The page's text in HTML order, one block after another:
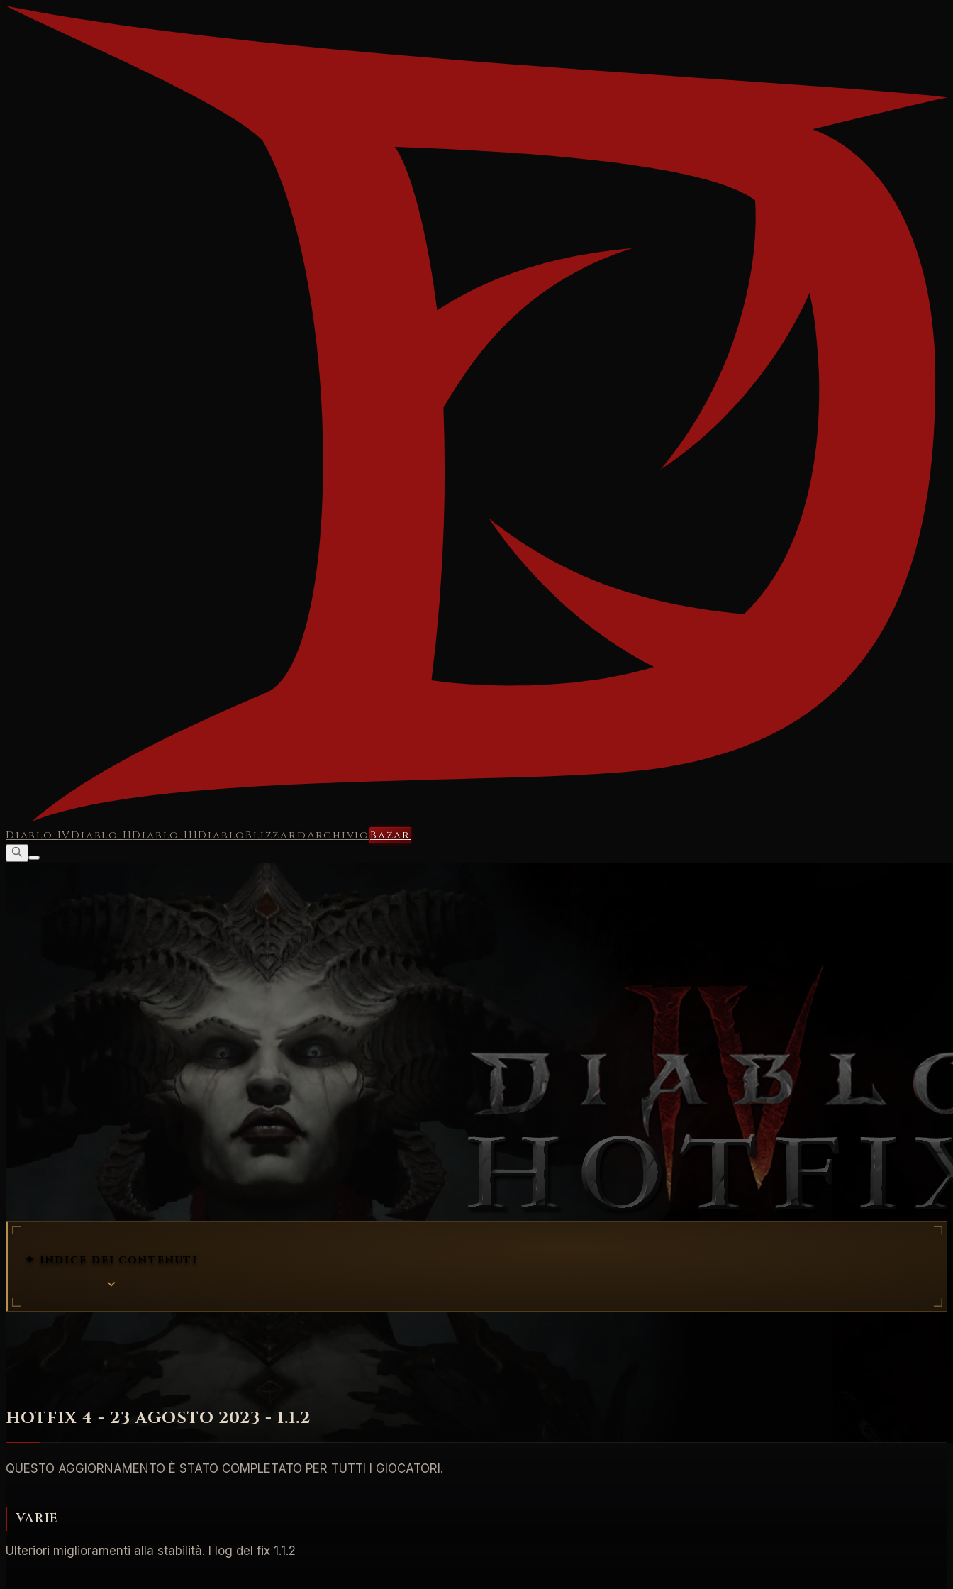
Diablo IVDiablo IIDiablo IIIDiabloBlizzardArchivioBazar
✦ Indice dei contenuti
correzioni perché non funzionava correttamente; l'hotfix 3 è stato annullato a causa di interazioni indesiderate con il meccanismo stesso del Cuore.
HOTFIX 4 - 23 AGOSTO 2023 - 1.1.2
QUESTO AGGIORNAMENTO È STATO COMPLETATO PER TUTTI I GIOCATORI.
VARIE
Ulteriori miglioramenti alla stabilità. I log del fix 1.1.2